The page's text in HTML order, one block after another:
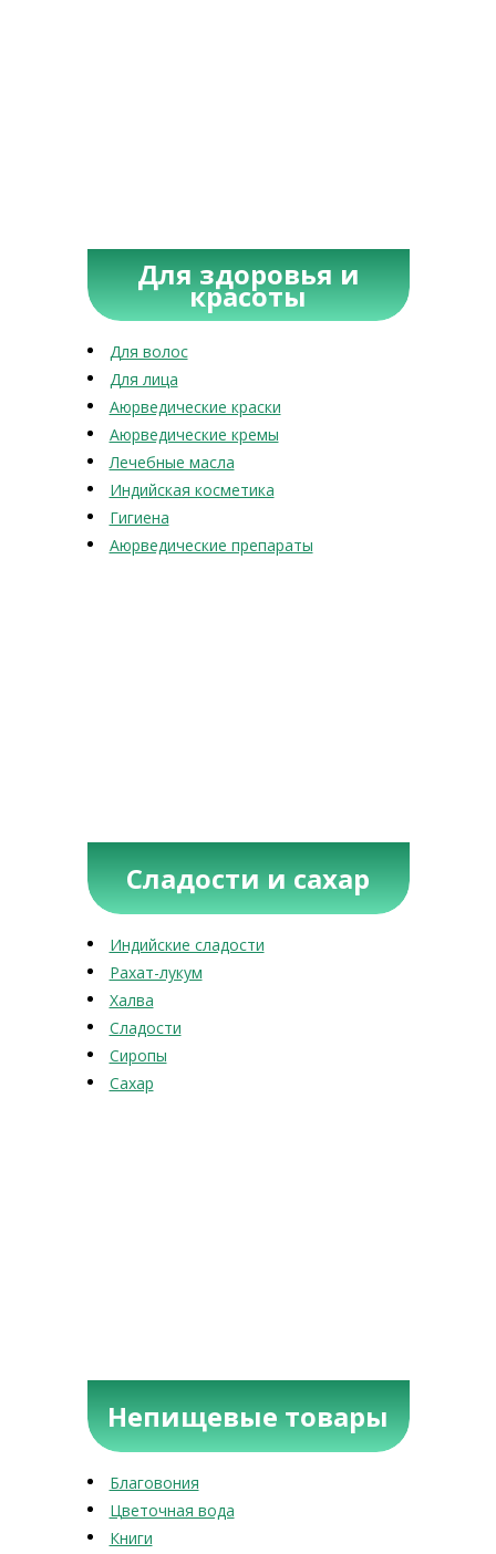
Для здоровья и
красоты
Для волос
Для лица
Аюрведические краски
Аюрведические кремы
Лечебные масла
Индийская косметика
Гигиена
Аюрведические препараты
Сладости и сахар
Индийские сладости
Рахат-лукум
Халва
Сладости
Сиропы
Сахар
Непищевые товары
Благовония
Цветочная вода
Книги